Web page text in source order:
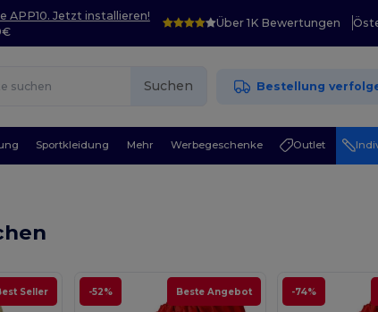
APP10. Jetzt installieren!
Über 1K Bewertungen
Suchen Bestellung
Sportkleidung Mehr Werbegeschenke Outlet
Seller -52% Beste Angebot -74%